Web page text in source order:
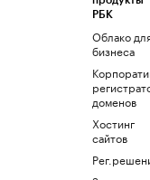
РБК
Облако
бизнеса
доменов
Хостинг
сайтов